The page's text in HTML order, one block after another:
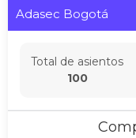
Adasec Bogotá
Total de asientos
100